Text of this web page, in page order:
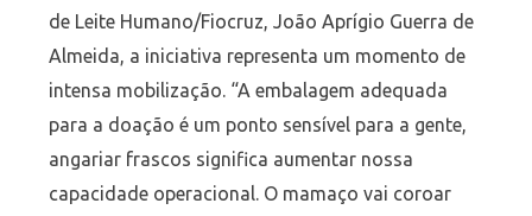
de Leite Humano/Fiocruz, João Aprígio Guerra de
Almeida, a iniciativa representa um momento de
intensa mobilização. “A embalagem adequada
para a doação é um ponto sensível para a gente,
angariar frascos significa aumentar nossa
capacidade operacional. O mamaço vai coroar